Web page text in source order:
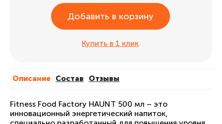
Добавить в корзину
Купить в 1 клик
Описание Cостав Отзывы
Fitness Food Factory HAUNT 500 мл – это
инновационный энергетический напиток,